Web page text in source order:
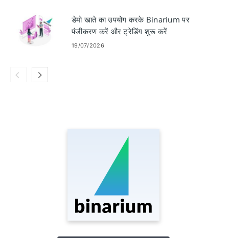
डेमो खाते का उपयोग करके Binarium पर
पंजीकरण करें और ट्रेडिंग शुरू करें
19/07/2026